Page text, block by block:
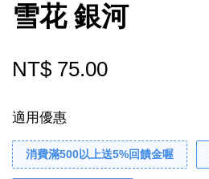
雪花 銀河
NT$ 75.00
適用優惠
消費滿500以上送5%回饋金喔